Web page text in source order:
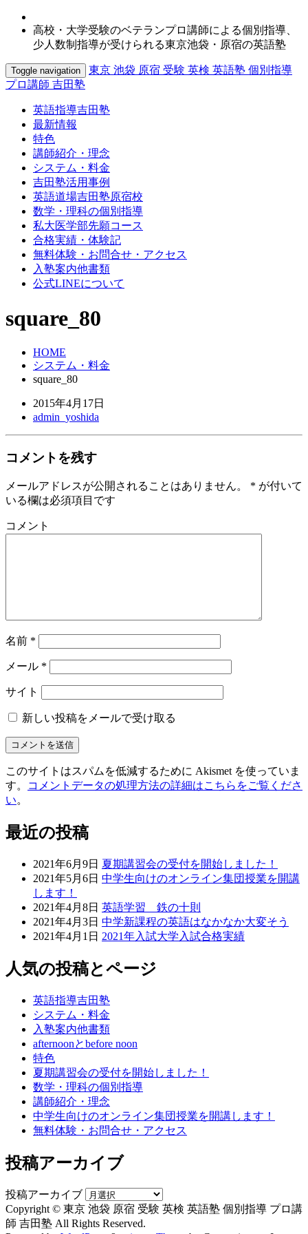
高校・大学受験のベテランプロ講師による個別指導、
少人数制指導が受けられる東京池袋・原宿の英語塾
Toggle navigation
東京 池袋 原宿 受験 英検 英語塾 個別指導
プロ講師 吉田塾
英語指導吉田塾
最新情報
特色
講師紹介・理念
システム・料金
吉田塾活用事例
英語道場吉田塾原宿校
数学・理科の個別指導
私大医学部先願コース
合格実績・体験記
無料体験・お問合せ・アクセス
入塾案内他書類
公式LINEについて
square_80
HOME
システム・料金
square_80
2015年4月17日
admin_yoshida
コメントを残す
メールアドレスが公開されることはありません。 * が付いて
いる欄は必須項目です
コメント
名前 *
メール *
サイト
新しい投稿をメールで受け取る
このサイトはスパムを低減するために Akismet を使っていま
す。
コメントデータの処理方法の詳細はこちらをご覧くださ
い。
最近の投稿
2021年6月9日 夏期講習会の受付を開始しました！
2021年5月6日 中学生向けのオンライン集団授業を開講
します！
2021年4月8日 英語学習 鉄の十則
2021年4月3日 中学新課程の英語はなかなか大変そう
2021年4月1日 2021年入試大学入試合格実績
人気の投稿とページ
英語指導吉田塾
システム・料金
入塾案内他書類
afternoonとbefore noon
特色
夏期講習会の受付を開始しました！
数学・理科の個別指導
講師紹介・理念
中学生向けのオンライン集団授業を開講します！
無料体験・お問合せ・アクセス
投稿アーカイブ
投稿アーカイブ
Copyright © 東京 池袋 原宿 受験 英検 英語塾 個別指導 プロ講
師 吉田塾 All Rights Reserved.